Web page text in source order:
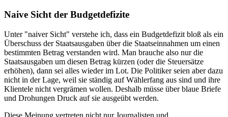
Naive Sicht der Budgetdefizite
Unter "naiver Sicht" verstehe ich, dass ein Budgetdefizit bloß als ein
Überschuss der Staatsausgaben über die Staatseinnahmen um einen
bestimmten Betrag verstanden wird. Man brauche also nur die
Staatsausgaben um diesen Betrag kürzen (oder die Steuersätze
erhöhen), dann sei alles wieder im Lot. Die Politiker seien aber dazu
nicht in der Lage, weil sie ständig auf Wählerfang aus sind und ihre
Klientele nicht vergrämen wollen. Deshalb müsse über blaue Briefe
und Drohungen Druck auf sie ausgeübt werden.
Diese Meinung vertreten nicht nur Journalisten und